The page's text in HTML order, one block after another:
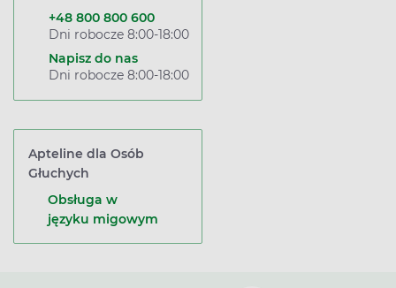
+48 800 800 600
Dni robocze 8:00-18:00
Napisz do nas
Dni robocze 8:00-18:00
Apteline dla Osób
Głuchych
Obsługa w
języku migowym